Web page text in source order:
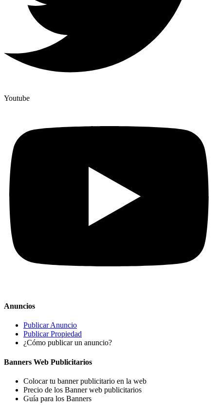
Youtube
Anuncios
Publicar Anuncio
Publicar Propiedad
¿Cómo publicar un anuncio?
Banners Web Publicitarios
Colocar tu banner publicitario en la web
Precio de los Banner web publicitarios
Guía para los Banners